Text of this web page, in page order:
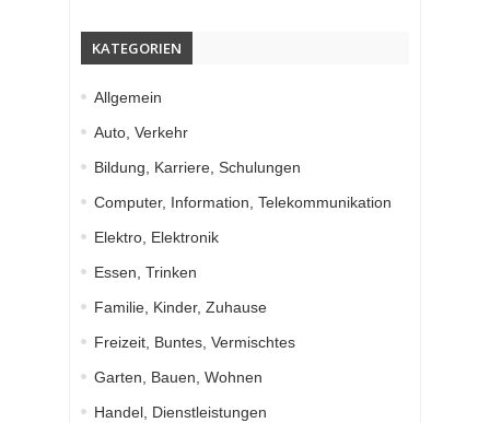
KATEGORIEN
Allgemein
Auto, Verkehr
Bildung, Karriere, Schulungen
Computer, Information, Telekommunikation
Elektro, Elektronik
Essen, Trinken
Familie, Kinder, Zuhause
Freizeit, Buntes, Vermischtes
Garten, Bauen, Wohnen
Handel, Dienstleistungen